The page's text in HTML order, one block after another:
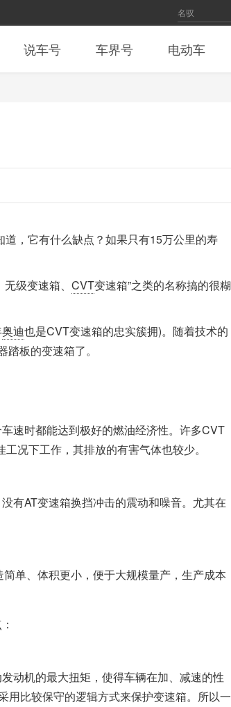
说车号 车界号 电动车
，它有什么缺点？如果只有15万公里的寿
级变速箱、 CVT变速箱”之类的名称搞的很糊
奥迪也是CVT变速箱的忠实簇拥)。随着技术的
板的变速箱了。
速时都能达到极好的燃油经济性。许多CVT
况下工作，其排放的有害气体也较少。
有AT变速箱换挡冲击的震动和噪音。尤其在
单、体积更小，便于大规模量产，生产成本
动机的最大扭矩，使得车辆在加、减速的性
用比较保守的逻辑方式来保护变速箱。所以一